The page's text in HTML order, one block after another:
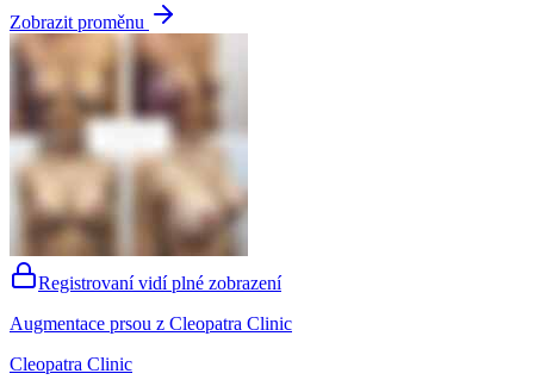
Zobrazit proměnu
Registrovaní vidí plné zobrazení
Augmentace prsou z Cleopatra Clinic
Cleopatra Clinic